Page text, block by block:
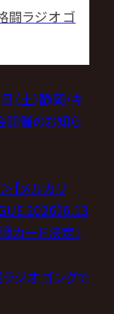
闘ラジオ ゴ
土）静岡・キ
開催のお知ら
【メルカリ
2026】6.13
カード決定！
ラジオ ゴングで